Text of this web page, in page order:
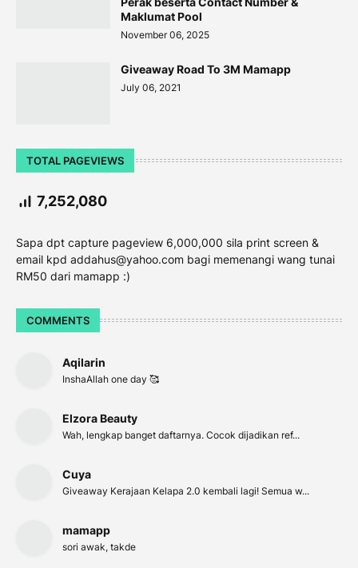
Maklumat Pool
November 06, 2025
Giveaway Road To 3M Mamapp
July 06, 2021
TOTAL PAGEVIEWS
7,252,080
Sapa dpt capture pageview 6,000,000 sila print screen &
email kpd addahus@yahoo.com bagi memenangi wang tunai
RM50 dari mamapp :)
COMMENTS
Aqilarin
InshaAllah one day 🥰
Elzora Beauty
Wah, lengkap banget daftarnya. Cocok dijadikan ref...
Cuya
Giveaway Kerajaan Kelapa 2.0 kembali lagi! Semua w...
mamapp
sori awak, takde